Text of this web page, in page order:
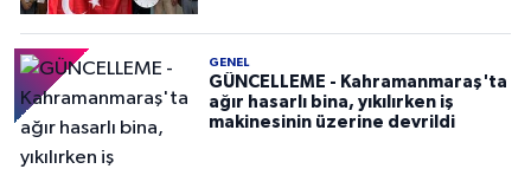
GENEL
GÜNCELLEME - Kahramanmaraş'ta
ağır hasarlı bina, yıkılırken iş
makinesinin üzerine devrildi